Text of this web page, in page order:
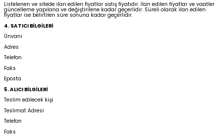
Listelenen ve sitede ilan edilen fiyatlar satış fiyatıdır. İlan edilen fiyatlar ve vaatler
güncelleme yapılana ve değiştirilene kadar geçerlidir. Süreli olarak ilan edilen
fiyatlar ise belirtilen süre sonuna kadar geçerlidir.
4. SATICI BİLGİLERİ
Ünvanı
Adres
Telefon
Faks
Eposta
5. ALICI BİLGİLERİ
Teslim edilecek kişi
Teslimat Adresi
Telefon
Faks